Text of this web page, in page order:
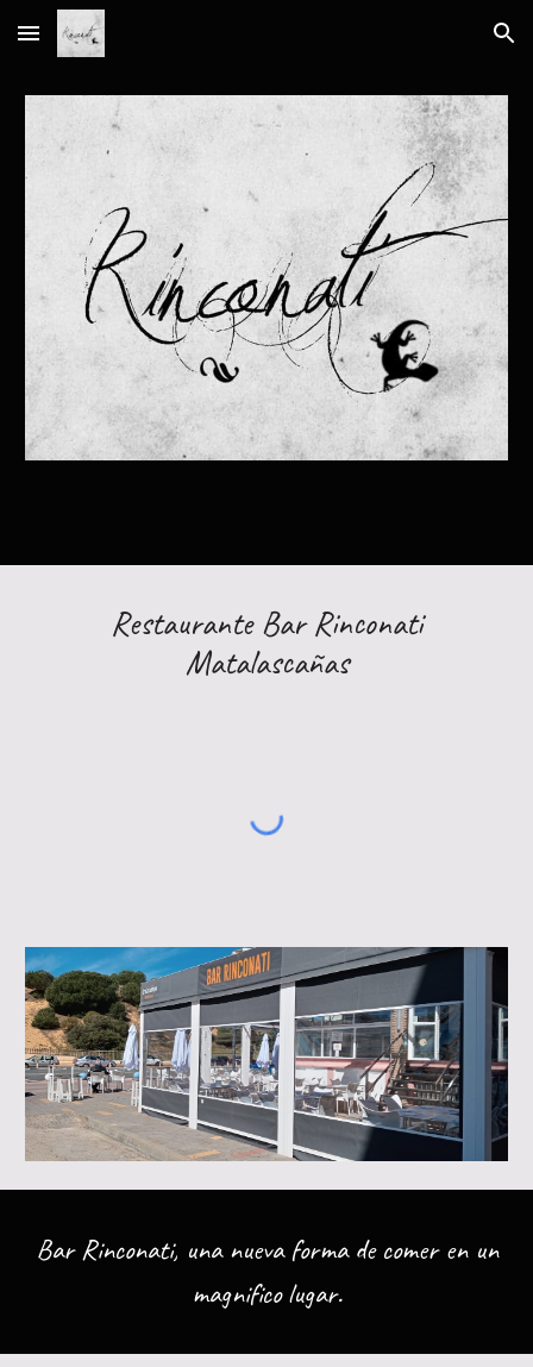
Skip to main content Skip to navigation
Restaurante Bar Rinconati
Matalascañas
Bar Rinconati, una nueva forma de comer en un
magnifico lugar.